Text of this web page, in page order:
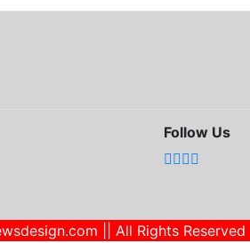
Follow Us
|| All Rights Reserved